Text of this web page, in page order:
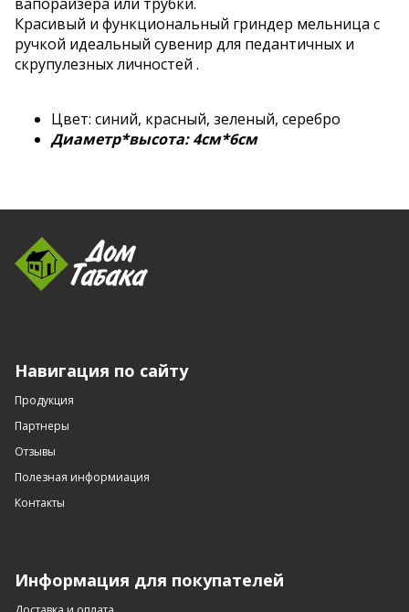
Красивый и функциональный гриндер мельница с
ручкой идеальный сувенир для педантичных и
скрупулезных личностей .
Цвет: синий, красный, зеленый, серебро
Диаметр*высота: 4см*6см
Навигация по сайту
Продукция
Партнеры
Отзывы
Полезная информиация
Контакты
Информация для покупателей